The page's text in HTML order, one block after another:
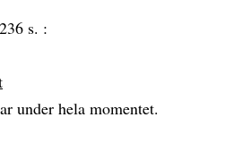
236 s. :
under hela momentet.